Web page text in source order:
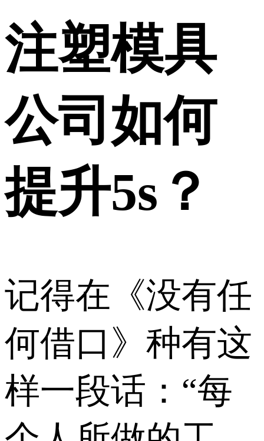
注塑模具
公司如何
提升5s？
记得在《没有任
何借口》种有这
样一段话：“每